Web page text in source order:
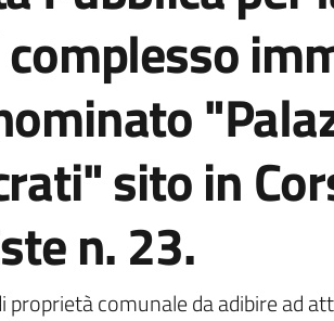
sito in
n. 23.
proprietà comunale da adibire ad